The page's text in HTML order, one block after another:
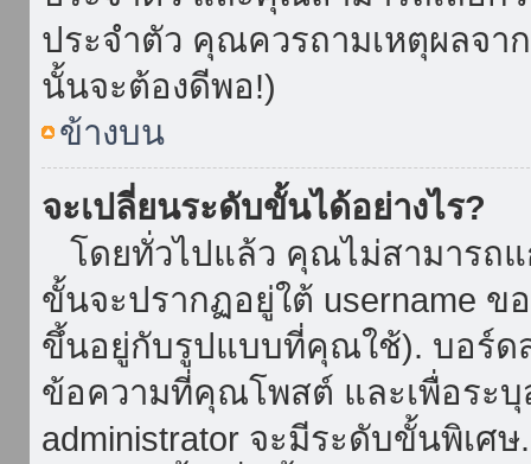
ประจำตัว คุณควรถามเหตุผลจา
นั้นจะต้องดีพอ!)
ข้างบน
จะเปลี่ยนระดับขั้นได้อย่างไร?
โดยทั่วไปแล้ว คุณไม่สามารถ
ขั้นจะปรากฏอยู่ใต้ username
ขึ้นอยู่กับรูปแบบที่คุณใช้). บอร์ด
ข้อความที่คุณโพสต์ และเพื่อระบุ
administrator จะมีระดับขั้นพิเศ